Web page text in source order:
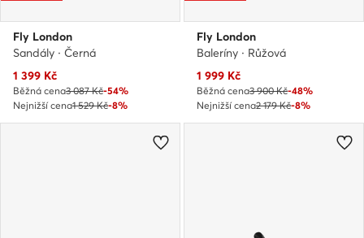
Fly London
Sandály · Černá
Aktuální cena
1 399 Kč
Běžná cena3 087 Kč-54%
Nejnižší cena1 529 Kč-8%
Fly London
Baleríny · Růžová
Aktuální cena
1 999 Kč
Běžná cena3 900 Kč-48%
Nejnižší cena2 179 Kč-8%